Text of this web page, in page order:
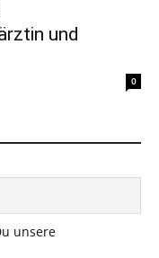
und
0
unsere